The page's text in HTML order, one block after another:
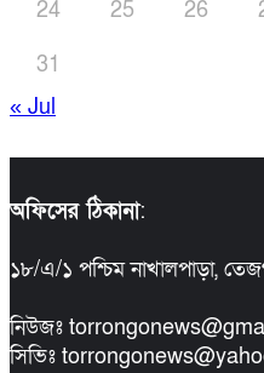
24
25 26
31
« Jul
অফিসের ঠিকানা:
১৮/এ/১ পশ্চিম নাখালপাড়া,
নিউজঃ
সিভিঃ